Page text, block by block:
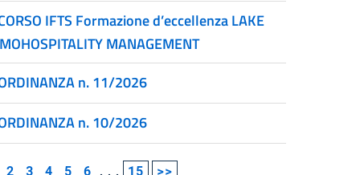
IFTS Formazione d’eccellenza LAKE
MANAGEMENT
n. 11/2026
n. 10/2026
2 3 4 5 6 ... 15 >>